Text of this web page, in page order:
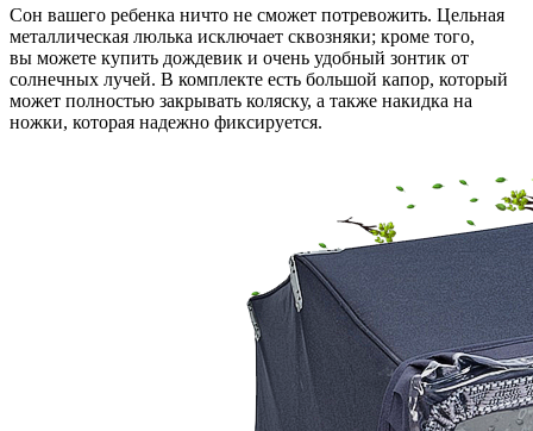
Сон вашего ребенка ничто не сможет потревожить. Цельная
металлическая люлька исключает сквозняки; кроме того,
вы можете купить дождевик и очень удобный зонтик от
солнечных лучей. В комплекте есть большой капор, который
может полностью закрывать коляску, а также накидка на
ножки, которая надежно фиксируется.